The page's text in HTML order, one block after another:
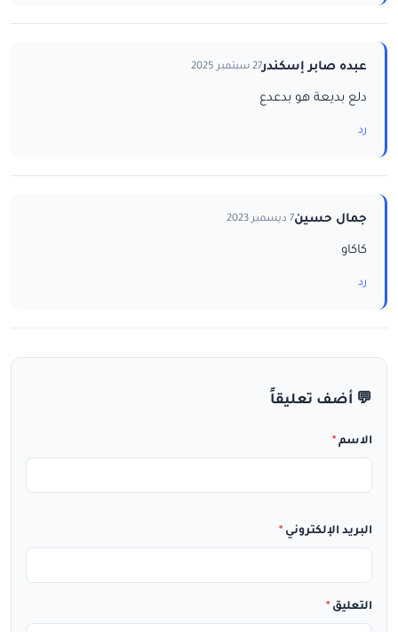
عبده صابر إسكندر27 سبتمبر 2025
دلع بديعة هو بدعدع
رد
جمال حسين7 ديسمبر 2023
كاكاو
رد
💬 أضف تعليقاً
الاسم *
البريد الإلكتروني *
التعليق *